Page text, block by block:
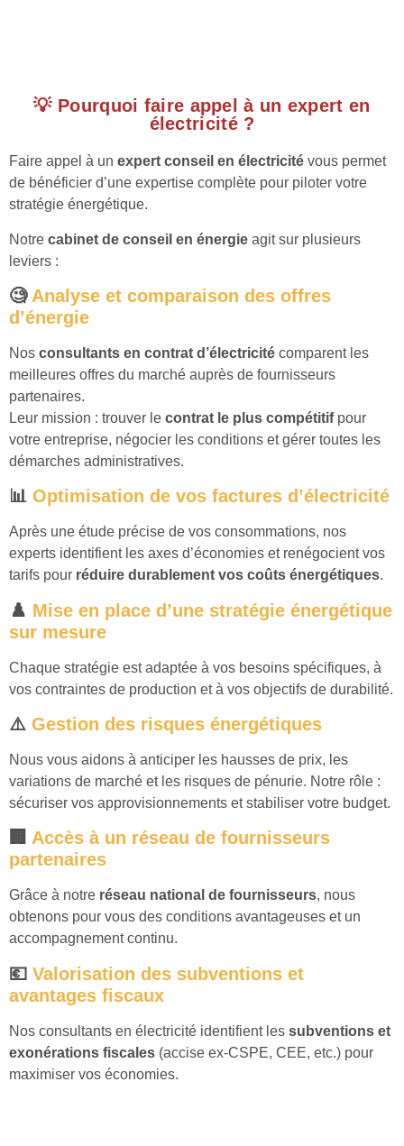
💡 Pourquoi faire appel à un expert en
électricité ?
Faire appel à un expert conseil en électricité vous permet
de bénéficier d’une expertise complète pour piloter votre
stratégie énergétique.
Notre cabinet de conseil en énergie agit sur plusieurs
leviers :
🧐 Analyse et comparaison des offres
d’énergie
Nos consultants en contrat d’électricité comparent les
meilleures offres du marché auprès de fournisseurs
partenaires.
Leur mission : trouver le contrat le plus compétitifpour
votre entreprise, négocier les conditions et gérer toutes les
démarches administratives.
📊 Optimisation de vos factures d’électricité
Après une étude précise de vos consommations, nos
experts identifient les axes d’économies et renégocient vos
tarifs pour réduire durablement vos coûts énergétiques.
♟️ Mise en place d’une stratégie énergétique
sur mesure
Chaque stratégie est adaptée à vos besoins spécifiques, à
vos contraintes de production et à vos objectifs de durabilité.
⚠️ Gestion des risques énergétiques
Nous vous aidons à anticiper les hausses de prix, les
variations de marché et les risques de pénurie. Notre rôle :
sécuriser vos approvisionnements et stabiliser votre budget.
🏢 Accès à un réseau de fournisseurs
partenaires
Grâce à notre réseau national de fournisseurs, nous
obtenons pour vous des conditions avantageuses et un
accompagnement continu.
💶 Valorisation des subventions et
avantages fiscaux
Nos consultants en électricité identifient les subventions et
exonérations fiscales (accise ex-CSPE, CEE, etc.) pour
maximiser vos économies.